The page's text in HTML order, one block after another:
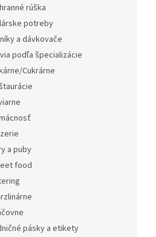
rúška
potreby
a dávkovače
podľa špecializácie
Cukrárne
a puby
food
pásky a etikety